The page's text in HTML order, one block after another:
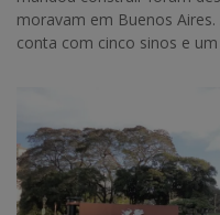
moravam em Buenos
conta com cinco sinos e